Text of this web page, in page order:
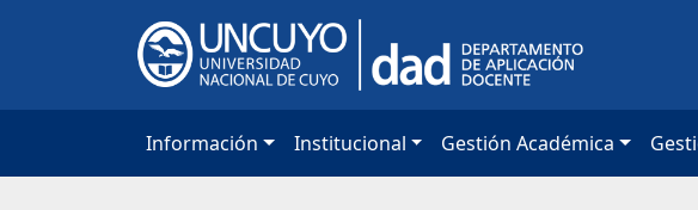
Información Institucional Gestión Académica